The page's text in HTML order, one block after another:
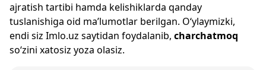
ajratish tartibi hamda kelishiklarda qanday
tuslanishiga oid ma’lumotlar berilgan. O‘ylaymizki,
endi siz Imlo.uz saytidan foydalanib, charchatmoq
so‘zini xatosiz yoza olasiz.